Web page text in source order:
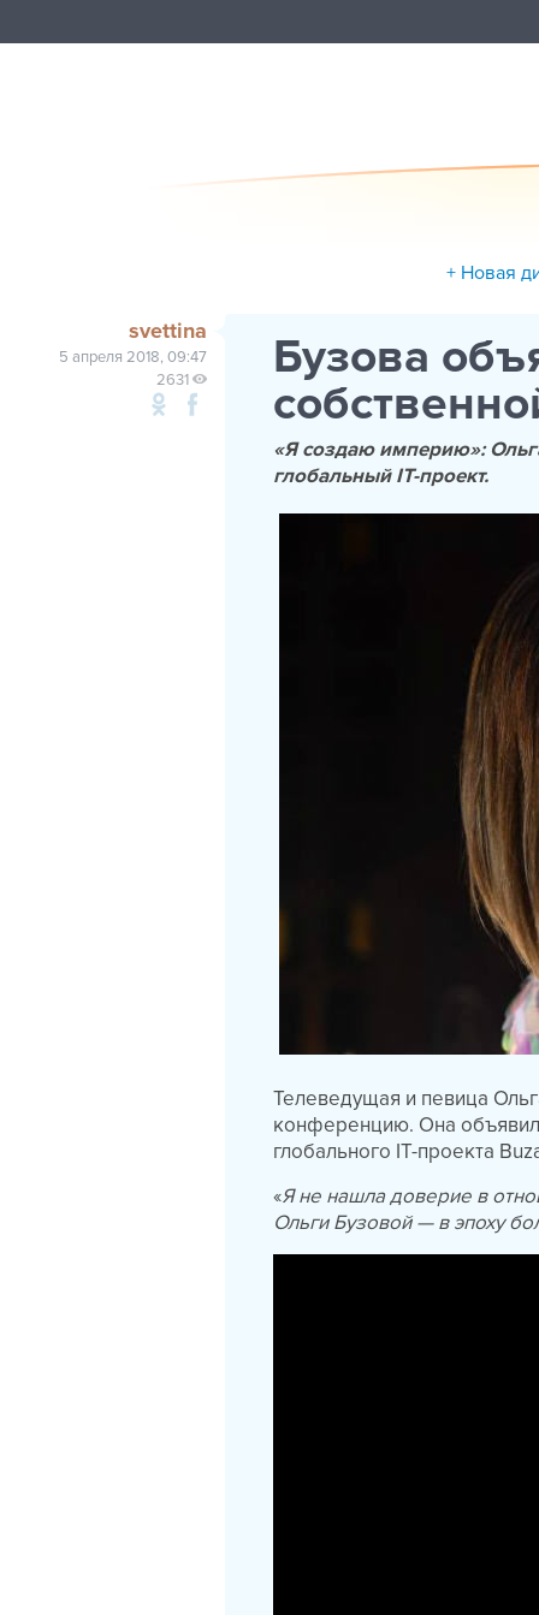
+ Новая
svettina
5 апреля 2018, 09:47
2631
Бузова
«Я создаю империю»:
глобальный IT-проект.
Телеведущая и певица
конференцию. Она
глобального IT-проекта
«Я не нашла доверие в
Ольги Бузовой — в эпоху